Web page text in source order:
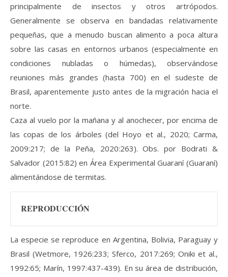
principalmente de insectos y otros artrópodos.
Generalmente se observa en bandadas relativamente
pequeñas, que a menudo buscan alimento a poca altura
sobre las casas en entornos urbanos (especialmente en
condiciones nubladas o húmedas), observándose
reuniones más grandes (hasta 700) en el sudeste de
Brasil, aparentemente justo antes de la migración hacia el
norte.
Caza al vuelo por la mañana y al anochecer, por encima de
las copas de los árboles (del Hoyo et al., 2020; Carma,
2009:217; de la Peña, 2020:263). Obs. por Bodrati &
Salvador (2015:82) en Área Experimental Guaraní (Guaraní)
alimentándose de termitas.
REPRODUCCIÓN
La especie se reproduce en Argentina, Bolivia, Paraguay y
Brasil (Wetmore, 1926:233; Sferco, 2017:269; Oniki et al.,
1992:65; Marín, 1997:437-439). En su área de distribución,